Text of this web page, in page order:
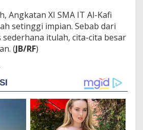
Angkatan XI SMA IT Al-Kafi
setinggi impian. Sebab dari
itulah, cita-cita besar
(JB/RF)